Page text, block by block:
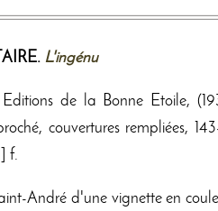
L'ingénu
Editions de la Bonne Etoile,
couvertures rempliées,
f.
André d'une vignette en